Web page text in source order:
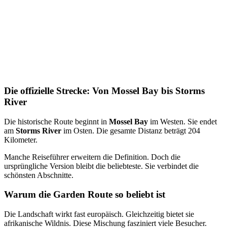
Die offizielle Strecke: Von Mossel Bay bis Storms
River
Die historische Route beginnt in Mossel Bay im Westen. Sie endet
am Storms River im Osten. Die gesamte Distanz beträgt 204
Kilometer.
Manche Reiseführer erweitern die Definition. Doch die
ursprüngliche Version bleibt die beliebteste. Sie verbindet die
schönsten Abschnitte.
Warum die Garden Route so beliebt ist
Die Landschaft wirkt fast europäisch. Gleichzeitig bietet sie
afrikanische Wildnis. Diese Mischung fasziniert viele Besucher.